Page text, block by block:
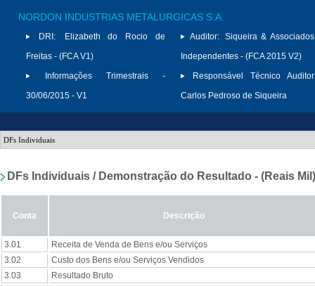
NORDON INDUSTRIAS METALURGICAS S.A.
DRI:
Elizabeth do Rocio de
Freitas - (FCA V1)
Informações Trimestrais -
30/06/2015 - V1
Auditor: Siqueira &
Independentes - (FCA 2015 V2)
Responsável Técnico
Carlos Pedroso de Siqueira